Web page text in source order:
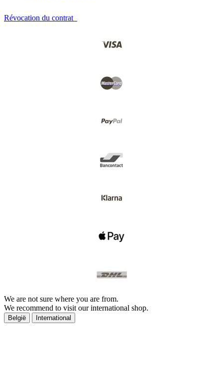
Révocation du contrat
We are not sure where you are from.
We recommend to visit our international shop.
België International